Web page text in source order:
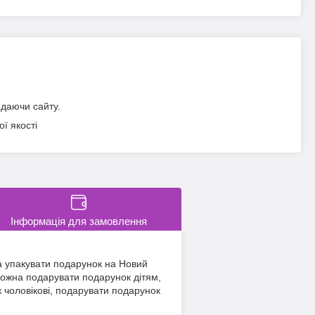
сайту.
якості
Інформація для замовлення
подарунок на Новий
подарувати подарунок дітям,
подарувати подарунок